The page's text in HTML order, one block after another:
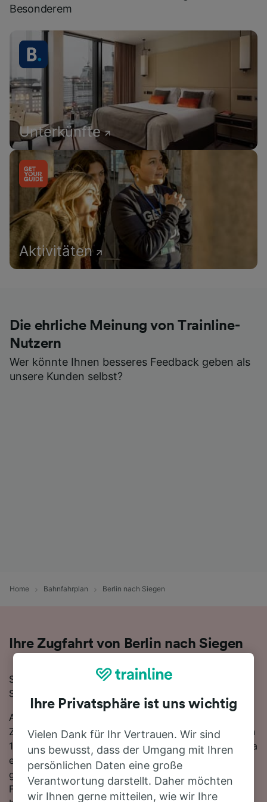
Besonderem
Unterkünfte
Aktivitäten
Die ehrliche Meinung von Trainline-
Nutzern
Wer könnte Ihnen besseres Feedback geben als
unsere Kunden selbst?
Home Bahnfahrplan Berlin nach Siegen
Ihre Zugfahrt von Berlin nach Siegen
Sie planen eine Zugfahrt von Berlin nach Siegen?
Starten Sie jetzt Ihre Suche!
Auf der 413 km langen Strecke fahren in der Regel 33
Züge, die schnellste Reisezeit beträgt dabei 5 Stunden
19 Minuten. Sie müssen unterwegs 1-mal umsteigen, da
es auf dieser Route keine direkten Zugverbindungen
gibt. Sie können wahlweise einen ICE DB- oder einen
FlixTrain-Zug nutzen, um nach Siegen zu gelangen –
Ihre Privatsphäre ist uns wichtig
Vielen Dank für Ihr Vertrauen. Wir sind
uns bewusst, dass der Umgang mit Ihren
persönlichen Daten eine große
Verantwortung darstellt. Daher möchten
wir Ihnen gerne mitteilen, wie wir Ihre